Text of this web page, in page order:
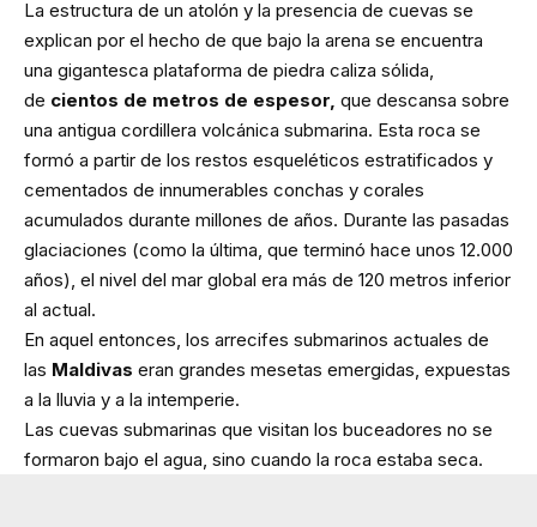
La estructura de un atolón y la presencia de cuevas se
explican por el hecho de que bajo la arena se encuentra
una gigantesca plataforma de piedra caliza sólida,
de cientos de metros de espesor, que descansa sobre
una antigua cordillera volcánica submarina. Esta roca se
formó a partir de los restos esqueléticos estratificados y
cementados de innumerables conchas y corales
acumulados durante millones de años. Durante las pasadas
glaciaciones (como la última, que terminó hace unos 12.000
años), el nivel del mar global era más de 120 metros inferior
al actual.
En aquel entonces, los arrecifes submarinos actuales de
las Maldivas eran grandes mesetas emergidas, expuestas
a la lluvia y a la intemperie.
Las cuevas submarinas que visitan los buceadores no se
formaron bajo el agua, sino cuando la roca estaba seca.